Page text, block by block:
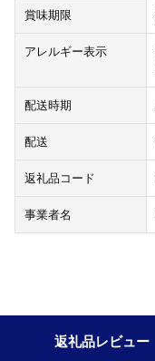
賞味期限
アレルギー表示
配送時期
配送
返礼品コード
事業者名
返礼品レビュー